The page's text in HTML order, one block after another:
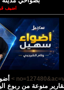
اضيف قبل 3
منوعة من ربوع اليمن )